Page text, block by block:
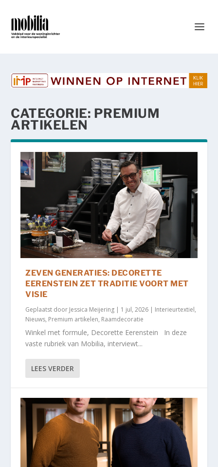
CATEGORIE: PREMIUM
ARTIKELEN
ZEVEN GENERATIES: DECORETTE
EERENSTEIN ZET TRADITIE VOORT MET
VISIE
Geplaatst door Jessica Meijering | 1 jul, 2026 | Interieurtextiel,
Nieuws, Premium artikelen, Raamdecoratie
Winkel met formule, Decorette Eerenstein In deze
vaste rubriek van Mobilia, interviewt...
LEES VERDER